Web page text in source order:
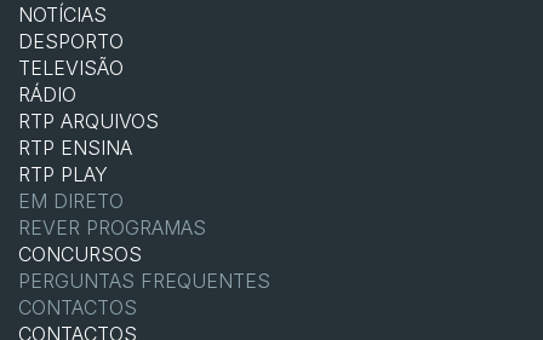
NOTÍCIAS
DESPORTO
TELEVISÃO
RÁDIO
RTP ARQUIVOS
RTP ENSINA
RTP PLAY
EM DIRETO
REVER PROGRAMAS
CONCURSOS
PERGUNTAS FREQUENTES
CONTACTOS
CONTACTOS